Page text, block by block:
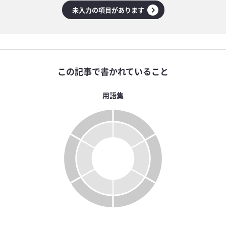
未入力の項目があります
この記事で書かれていること
用語集